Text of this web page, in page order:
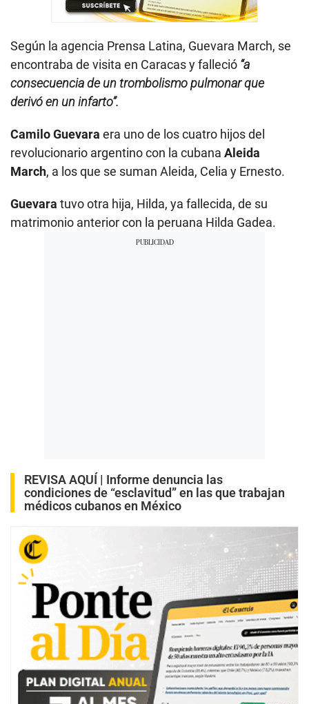
Según la agencia Prensa Latina, Guevara March, se
encontraba de visita en Caracas y falleció “a
consecuencia de un trombolismo pulmonar que
derivó en un infarto”.
Camilo Guevara era uno de los cuatro hijos del
revolucionario argentino con la cubana Aleida
March, a los que se suman Aleida, Celia y Ernesto.
Guevara tuvo otra hija, Hilda, ya fallecida, de su
matrimonio anterior con la peruana Hilda Gadea.
REVISA AQUÍ | Informe denuncia las
condiciones de “esclavitud” en las que trabajan
médicos cubanos en México